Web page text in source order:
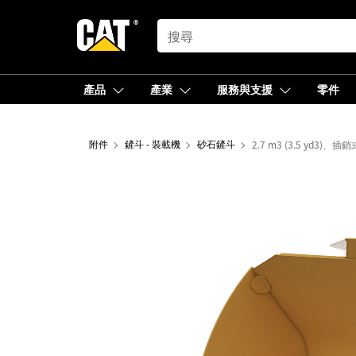
SEARCH
產品 產業 服務與支援 零件
附件 鏟斗 - 裝載機 砂石鏟斗 2.7 m3 (3.5 yd3)、插銷